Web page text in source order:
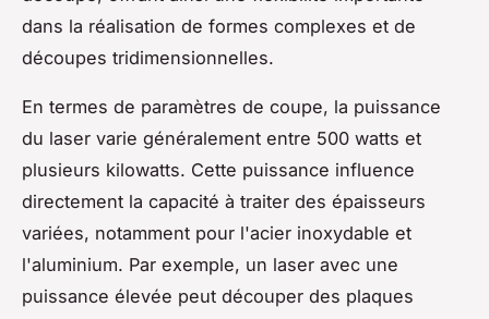
dans la réalisation de formes complexes et de
découpes tridimensionnelles.
En termes de paramètres de coupe, la puissance
du laser varie généralement entre 500 watts et
plusieurs kilowatts. Cette puissance influence
directement la capacité à traiter des épaisseurs
variées, notamment pour l'acier inoxydable et
l'aluminium. Par exemple, un laser avec une
puissance élevée peut découper des plaques